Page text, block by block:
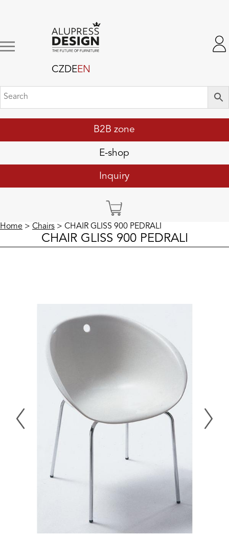
B2B zone
E-shop
Inquiry
CZDEEN
Home > Chairs > CHAIR GLISS 900 PEDRALI
CHAIR GLISS 900 PEDRALI